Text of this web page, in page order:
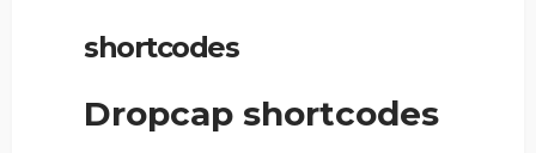
shortcodes
Dropcap shortcodes